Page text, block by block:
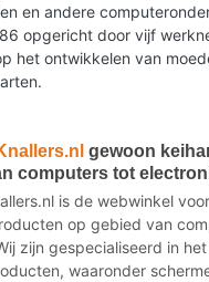
en andere
opgericht door vijf
het ontwikkelen van
gewoon
computers tot
is de webwinkel
op gebied van
zijn gespecialiseerd in
waaronder